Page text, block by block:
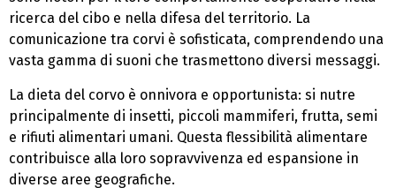
ricerca del cibo e nella difesa del territorio. La
comunicazione tra corvi è sofisticata, comprendendo una
vasta gamma di suoni che trasmettono diversi messaggi.
La dieta del corvo è onnivora e opportunista: si nutre
principalmente di insetti, piccoli mammiferi, frutta, semi
e rifiuti alimentari umani. Questa flessibilità alimentare
contribuisce alla loro sopravvivenza ed espansione in
diverse aree geografiche.